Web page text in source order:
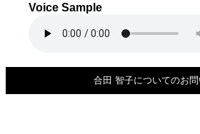
Voice Sample
合田 智子についてのお